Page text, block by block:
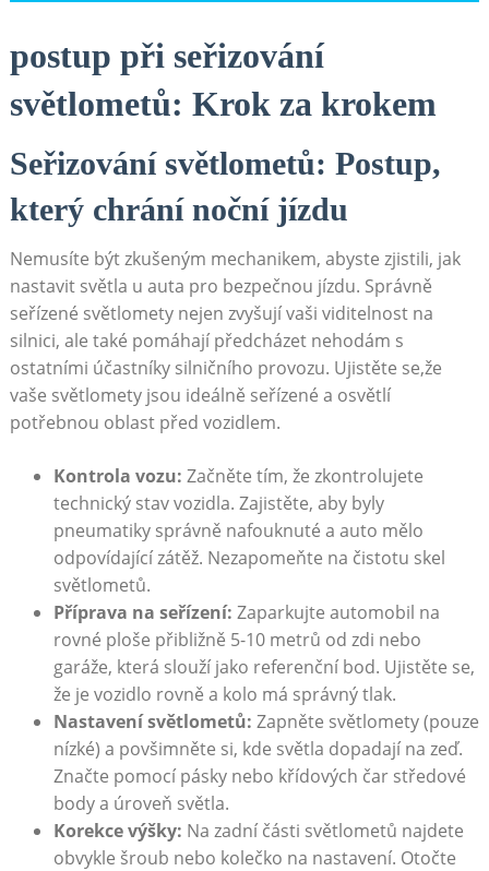
postup při seřizování
světlometů: Krok za krokem
Seřizování světlometů: Postup,
který chrání noční jízdu
Nemusíte být zkušeným mechanikem, abyste zjistili, jak
nastavit světla u auta pro bezpečnou jízdu. Správně
seřízené světlomety nejen zvyšují vaši viditelnost na
silnici, ale také pomáhají předcházet nehodám s
ostatními účastníky silničního provozu. Ujistěte se,že
vaše světlomety jsou ideálně seřízené a osvětlí
potřebnou oblast před vozidlem.
Kontrola vozu: Začněte tím, že zkontrolujete
technický stav vozidla. Zajistěte, aby byly
pneumatiky správně nafouknuté a auto mělo
odpovídající zátěž. Nezapomeňte na čistotu skel
světlometů.
Příprava na seřízení: Zaparkujte automobil na
rovné ploše přibližně 5-10 metrů od zdi nebo
garáže, která slouží jako referenční bod. Ujistěte se,
že je vozidlo rovně a kolo má správný tlak.
Nastavení světlometů: Zapněte světlomety (pouze
nízké) a povšimněte si, kde světla dopadají na zeď.
Značte pomocí pásky nebo křídových čar středové
body a úroveň světla.
Korekce výšky: Na zadní části světlometů najdete
obvykle šroub nebo kolečko na nastavení. Otočte